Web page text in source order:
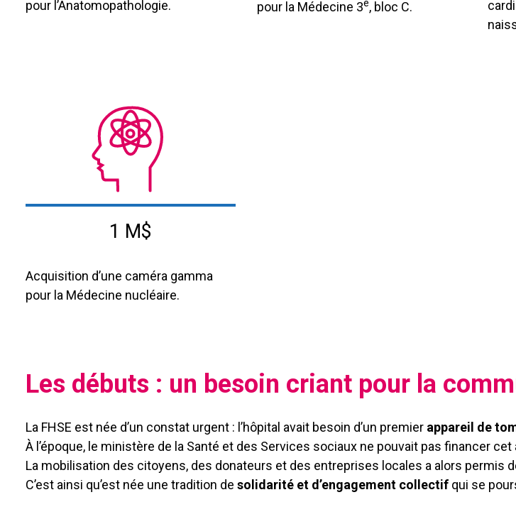
pour l’Anatomopathologie.
pour la Médecine 3e, bloc C.
1 M$
Acquisition d’une caméra gamma
pour la Médecine nucléaire.
Les débuts : un besoin criant pour la
La FHSE est née d’un constat urgent : l’hôpital avait besoin d’un premier appareil de
À l’époque, le ministère de la Santé et des Services sociaux ne pouvait pas financer
La mobilisation des citoyens, des donateurs et des entreprises locales a alors permis
C’est ainsi qu’est née une tradition de solidarité et d’engagement collectif qui se